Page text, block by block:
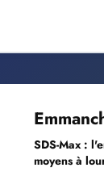
SDS-Max :
moyens à